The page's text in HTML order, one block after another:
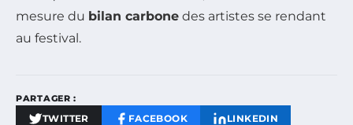
mesure du bilan carbone des artistes se rendant
au festival.
PARTAGER :
TWITTER FACEBOOK LINKEDIN